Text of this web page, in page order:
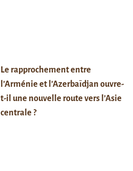
Le rapprochement entre
l’Arménie et l’Azerbaïdjan ouvre-
t-il une nouvelle route vers l’Asie
centrale ?